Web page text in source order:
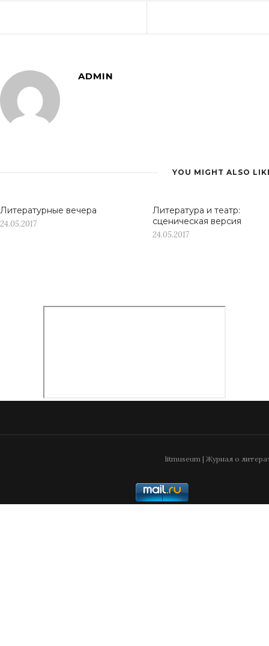
ADMIN
YOU MIGHT ALSO
Литературные вечера
24.05.2017
Литература и театр:
сценическая версия
24.05.2017
litmuseum | Журнал о